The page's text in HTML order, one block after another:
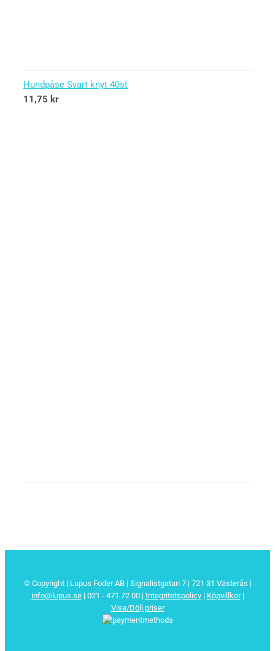
Hundpåse Svart knyt 40st
11,75 kr
© Copyright | Lupus Foder AB | Signalistgatan 7 | 721 31 Västerås |
info@lupus.se| 021 - 471 72 00 | Integritetspolicy| Köpvillkor|
Visa/Dölj priser